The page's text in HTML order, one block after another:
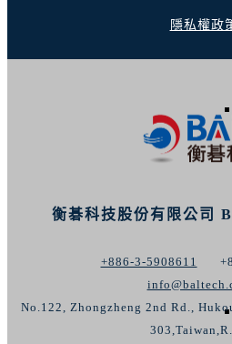
隱私權政
衡碁科技股份有限公司
+886-3-5908611
No.122, Zhongzheng 2nd Rd.,